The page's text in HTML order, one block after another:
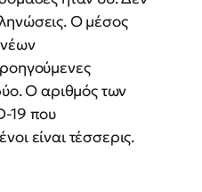
Ο μέσος
Ο αριθμός των
19 που
είναι τέσσερις.